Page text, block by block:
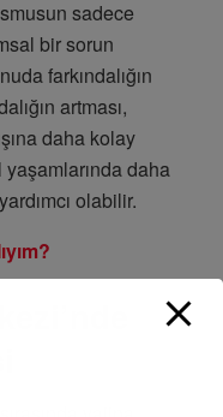
sadece
bir sorun
farkındalığın
artması,
daha kolay
daha
olabilir.